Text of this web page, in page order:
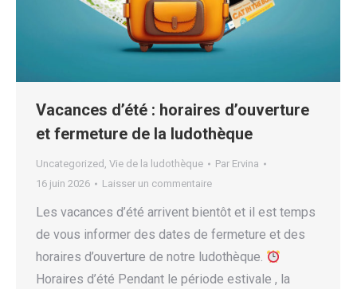
Vacances d’été : horaires d’ouverture
et fermeture de la ludothèque
Uncategorized , Vie de la ludothèque Par Ervina
16 juin 2026
Laisser un commentaire
Les vacances d’été arrivent bientôt et il est temps
de vous informer des dates de fermeture et des
horaires d’ouverture de notre ludothèque.
Horaires d’été Pendant le période estivale , la